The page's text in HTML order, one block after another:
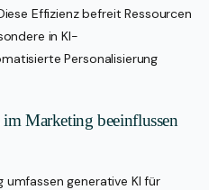
Effizienz befreit Ressourcen
in KI-
Personalisierung
Marketing beeinflussen
umfassen generative KI für